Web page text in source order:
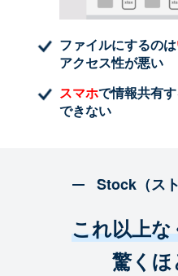
ファイルにするのは
アクセス性が悪い
スマホで情報共有
できない
Stock（ス
これ以上
驚くほ